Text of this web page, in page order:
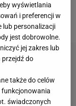
1. Veronika
wyświetlania
i preferencji w
lub personalizacji
jest dobrowolne.
jej zakres lub
przejdź do
także do celów
funkcjonowania
świadczonych